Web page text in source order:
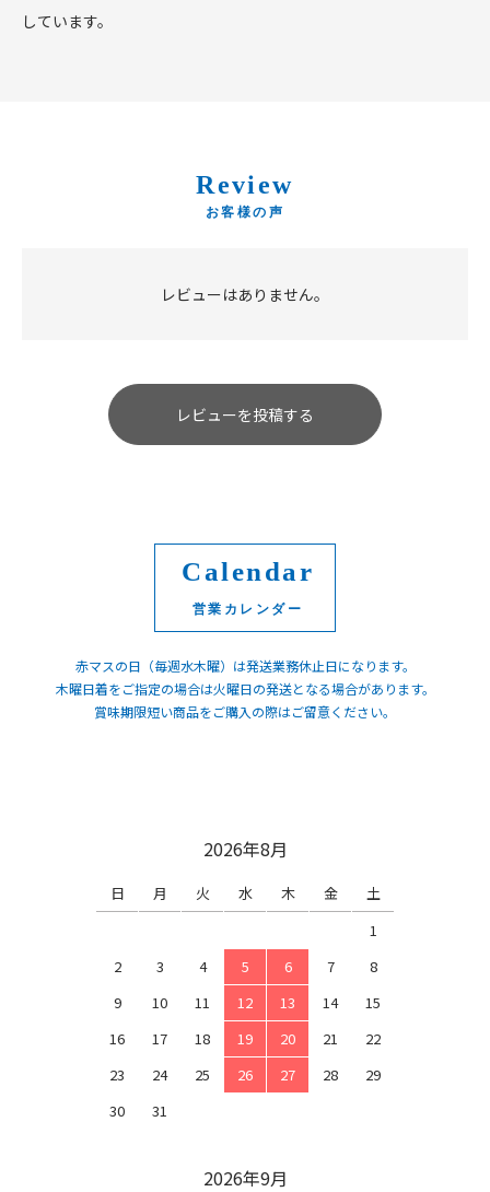
しています。
Review
レビューはありません。
レビューを投稿する
Calendar
赤マスの日（毎週水木曜）は発送業務休止日になります。
木曜日着をご指定の場合は火曜日の発送となる場合があります。
賞味期限短い商品をご購入の際はご留意ください。
2026年8月
日 月 火 水 木 金
土
1
2
3 4 5 6 7
8
9
10 11 12 13 14
15
16
17 18 19 20 21
22
23
24 25 26 27 28
29
30
31
2026年9月